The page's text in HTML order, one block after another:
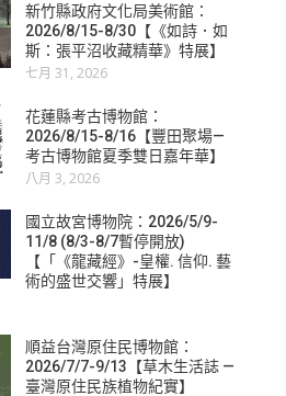
新竹縣政府文化局美術館：
2026/8/15-8/30【《如詩．如
斯：張平沼收藏精華》特展】
七月 31, 2026
花蓮縣考古博物館：
2026/8/15-8/16【豐田聚場—
考古博物館夏季雙日嘉年華】
八月 3, 2026
國立故宮博物院：2026/5/9-
11/8 (8/3-8/7暫停開放)
【「《龍藏經》-皇權. 信仰. 藝
術的盛世交響」特展】
順益台灣原住民博物館：
2026/7/7-9/13【草木生活誌 —
臺灣原住民族植物紀實】